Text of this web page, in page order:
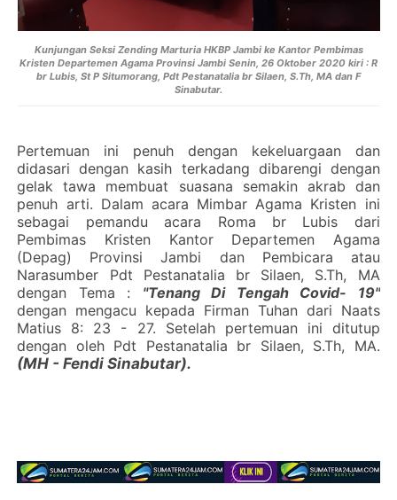
Kunjungan Seksi Zending Marturia HKBP Jambi ke Kantor Pembimas
Kristen Departemen Agama Provinsi Jambi Senin, 26 Oktober 2020 kiri : R
br Lubis, St P Situmorang, Pdt Pestanatalia br Silaen, S.Th, MA dan F
Sinabutar.
Pertemuan ini penuh dengan kekeluargaan dan
didasari dengan kasih terkadang dibarengi dengan
gelak tawa membuat suasana semakin akrab dan
penuh arti. Dalam acara Mimbar Agama Kristen ini
sebagai pemandu acara Roma br Lubis dari
Pembimas Kristen Kantor Departemen Agama
(Depag) Provinsi Jambi dan Pembicara atau
Narasumber Pdt Pestanatalia br Silaen, S.Th, MA
dengan Tema : "Tenang Di Tengah Covid- 19"
dengan mengacu kepada Firman Tuhan dari Naats
Matius 8: 23 - 27. Setelah pertemuan ini ditutup
dengan oleh Pdt Pestanatalia br Silaen, S.Th, MA.
(MH - Fendi Sinabutar).